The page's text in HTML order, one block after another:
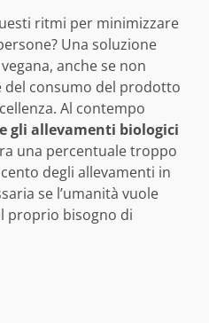
ritmi per minimizzare
Una soluzione
anche se non
consumo del prodotto
Al contempo
gli allevamenti biologici
una percentuale troppo
degli allevamenti in
se l’umanità vuole
proprio bisogno di